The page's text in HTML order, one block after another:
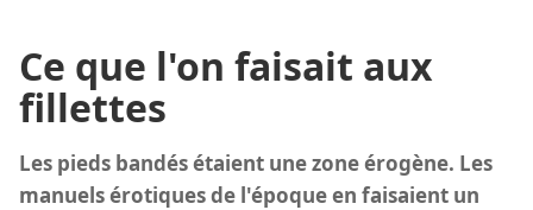
Ce que l'on faisait aux
fillettes
Les pieds bandés étaient une zone érogène. Les
manuels érotiques de l'époque en faisaient un